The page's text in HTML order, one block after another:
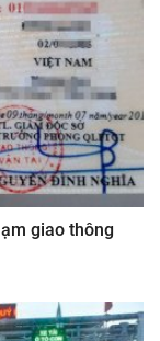
giao thông